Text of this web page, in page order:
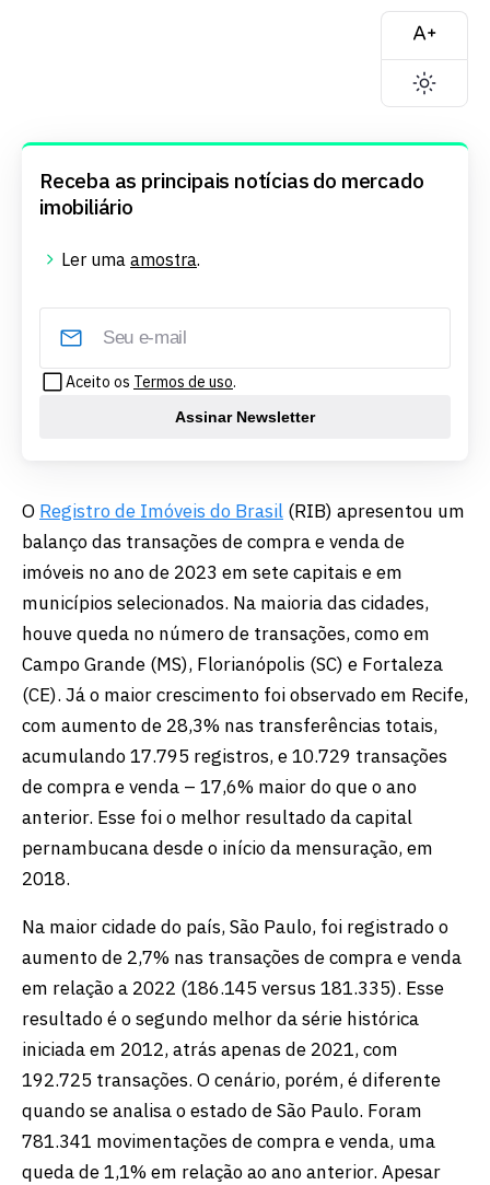
Receba as principais notícias do mercado
imobiliário
Ler uma amostra.
Aceito os Termos de uso.
Assinar Newsletter
O Registro de Imóveis do Brasil (RIB) apresentou um
balanço das transações de compra e venda de
imóveis no ano de 2023 em sete capitais e em
municípios selecionados. Na maioria das cidades,
houve queda no número de transações, como em
Campo Grande (MS), Florianópolis (SC) e Fortaleza
(CE). Já o maior crescimento foi observado em Recife,
com aumento de 28,3% nas transferências totais,
acumulando 17.795 registros, e 10.729 transações
de compra e venda – 17,6% maior do que o ano
anterior. Esse foi o melhor resultado da capital
pernambucana desde o início da mensuração, em
2018.
Na maior cidade do país, São Paulo, foi registrado o
aumento de 2,7% nas transações de compra e venda
em relação a 2022 (186.145 versus 181.335). Esse
resultado é o segundo melhor da série histórica
iniciada em 2012, atrás apenas de 2021, com
192.725 transações. O cenário, porém, é diferente
quando se analisa o estado de São Paulo. Foram
781.341 movimentações de compra e venda, uma
queda de 1,1% em relação ao ano anterior. Apesar